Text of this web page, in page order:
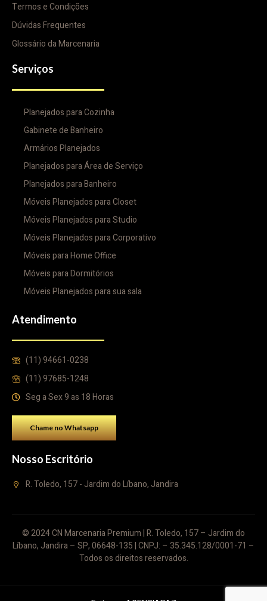
Termos e Condições
Dúvidas Frequentes
Glossário da Marcenaria
Serviços
Planejados para Cozinha
Gabinete de Banheiro
Armários Planejados
Planejados para Área de Serviço
Planejados para Banheiro
Móveis Planejados para Closet
Móveis Planejados para Studio
Móveis Planejados para Corporativo
Móveis para Home Office
Móveis para Dormitórios
Móveis Planejados para sua sala
Atendimento
(11) 94661-0238
(11) 97685-1248
Seg a Sex 9 as 18 Horas
Chame no Whatsapp
Nosso Escritório
R. Toledo, 157 - Jardim do Líbano, Jandira
© 2024 CN Marcenaria Premium | R. Toledo, 157 – Jardim do
Líbano, Jandira – SP, 06648-135 | CNPJ: – 35.345.128/0001-71 –
Todos os direitos reservados.